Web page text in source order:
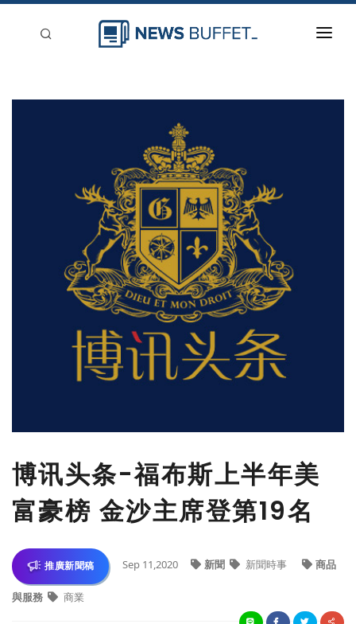
博讯头条-福布斯上半年美
富豪榜 金沙主席登第19名
推廣新聞稿 Sep 11,2020 新聞 新聞時事 商品
與服務 商業